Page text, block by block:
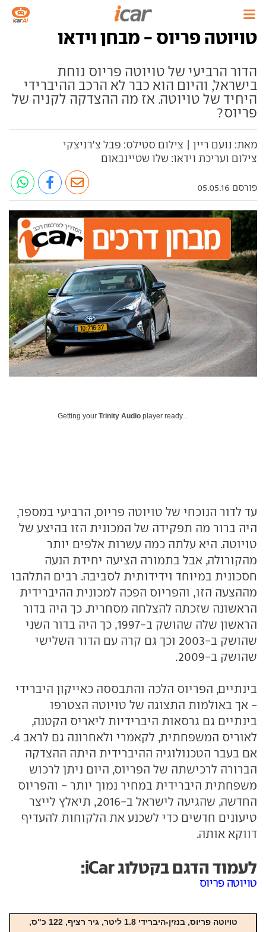
טויוטה פריוס - מבחן וידאו
הדור הרביעי של טויוטה פריוס נוחת
בישראל, והיום הוא כבר לא הרכב ההיברידי
היחיד של טויוטה. אז מה ההצדקה לקניה של
פריוס?
מאת: נועם ריין | צילום סטילס: פבל צ'רניצקי
צילום ועריכת וידאו: שלו שטיינבאום
פורסם 05.05.16
Getting your Trinity Audio player ready...
עד לדור הנוכחי של טויוטה פריוס, הרביעי במספר,
היה ברור מה תפקידה של המכונית הזו בהיצע של
טויוטה. היא עלתה כמה עשרות אלפים יותר
מהקורולה, אבל בתמורה הציעה יחידת הנעה
חסכונית במיוחד וידידותית לסביבה. רבים התלהבו
מההצעה הזו, והפריוס הפכה למכונית ההיברידית
הראשונה שזכתה להצלחה מסחרית. כך היה בדור
הראשון שלה שהושק ב-1997, כך היה בדור השני
שהושק ב-2003 וכך גם קרה עם הדור השלישי
שהושק ב-2009.
בינתיים, הפריוס הלכה והתבססה כאייקון היברידי
- אך באולמות התצוגה של טויוטה הצטרפו
בינתיים גם גרסאות היברידיות ליאריס הקטנה,
לאוריס המשפחתית, לקאמרי ולאחרונה גם לראב 4.
אם בעבר הטכנולוגיה ההיברידית היתה ההצדקה
הברורה לרכישתה של הפריוס, היום ניתן לרכוש
משפחתית היברידית במחיר נמוך יותר - והפריוס
החדשה, שהגיעה לישראל ב-2016, תיאלץ לייצר
טיעונים חדשים כדי לשכנע את הלקוחות להעדיף
דווקא אותה.
לעמוד הדגם בקטלוג iCar:
טויוטה פריוס
טויוטה פריוס, בנזין-היברידי 1.8 ליטר, גיר רציף, 122 כ"ס,